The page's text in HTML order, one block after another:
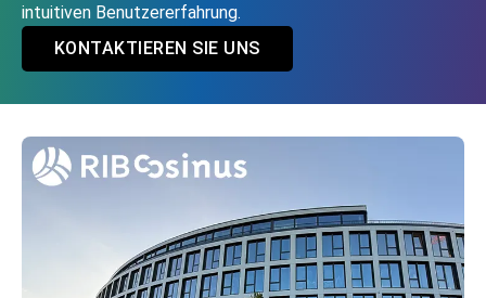
intuitiven Benutzererfahrung.
KONTAKTIEREN SIE UNS